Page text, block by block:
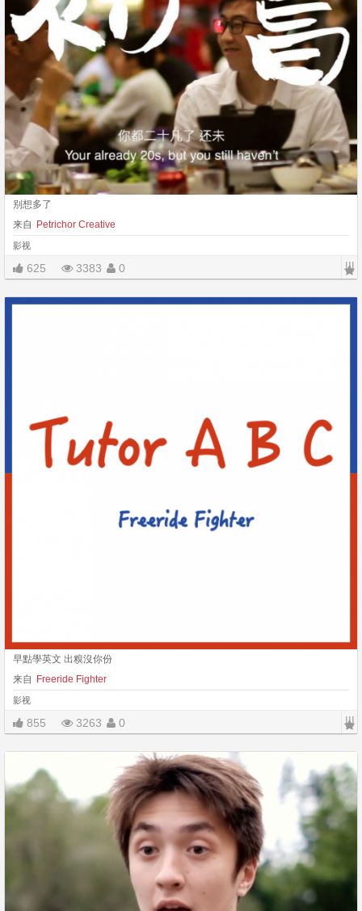
别想多了
来自
Petrichor Creative
影视
625 3383 0 |||
早點學英文 出糗沒你份
来自
Freeride Fighter
影视
855 3263 0 |||